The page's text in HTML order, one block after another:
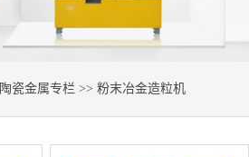
陶瓷金属专栏 >> 粉末冶金造粒机